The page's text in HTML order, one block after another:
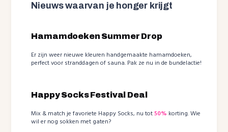
Nieuws waarvan je honger krijgt
Hamamdoeken Summer Drop
Er zijn weer nieuwe kleuren handgemaakte hamamdoeken,
perfect voor stranddagen of sauna. Pak ze nu in de bundelactie!
Happy Socks Festival Deal
Mix & match je favoriete Happy Socks, nu tot50% korting. Wie
wil er nog sokken met gaten?